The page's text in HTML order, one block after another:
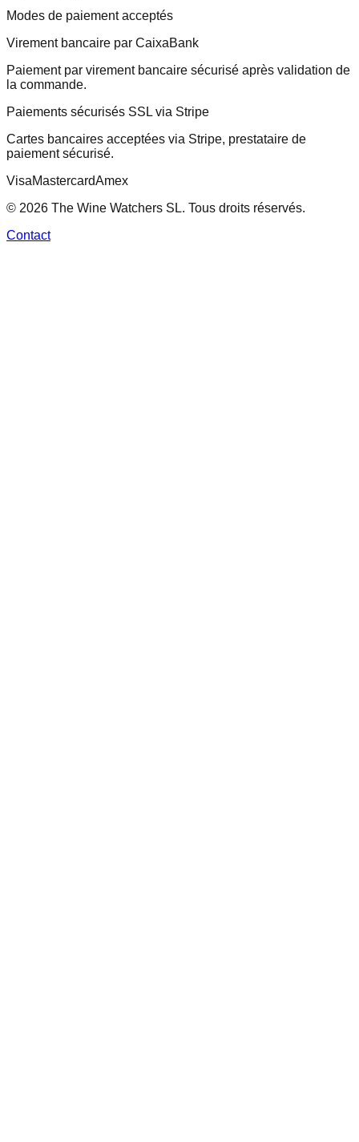
Modes de paiement acceptés
Virement bancaire par CaixaBank
Paiement par virement bancaire sécurisé après validation de
la commande.
Paiements sécurisés SSL via Stripe
Cartes bancaires acceptées via Stripe, prestataire de
paiement sécurisé.
VisaMastercardAmex
© 2026 The Wine Watchers SL. Tous droits réservés.
Contact